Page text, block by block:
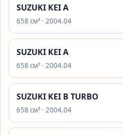
SUZUKI KEI A
658 см³ · 2004.04
SUZUKI KEI A
658 см³ · 2004.04
SUZUKI KEI B TURBO
658 см³ · 2004.04